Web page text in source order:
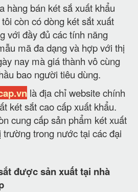
hàng bán két sắ xuất khẩu
còn có dòng két sắt xuất
với đầy đủ các tính năng
mã đa dạng và hợp với thị
nay mà giá thành vô cùng
bao người tiêu dùng.
là địa chỉ website chính
két sắt cao cấp xuất khẩu.
cung cấp sản phẩm két xuất
trường trong nước tại các đại
được sản xuất tại nhà